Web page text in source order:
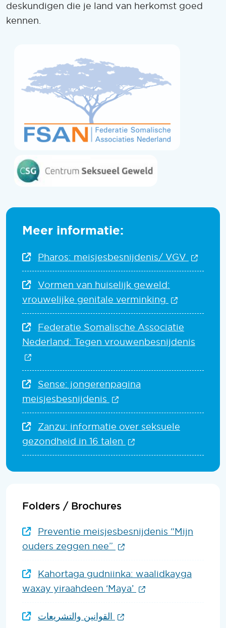
deskundigen die je land van herkomst goed
kennen.
Meer informatie:
Pharos: meisjesbesnijdenis/ VGV
Vormen van huiselijk geweld:
vrouwelijke genitale verminking
(Opent in
Federatie Somalische Associatie
Nederland: Tegen vrouwenbesnijdenis
(Opent in een nieuw venster)
Sense: jongerenpagina
meisjesbesnijdenis
(Opent in een nieuw
Zanzu: informatie over seksuele
gezondheid in 16 talen
(Opent in een
Folders / Brochures
Preventie meisjesbesnijdenis “Mijn
ouders zeggen nee”
(Opent in een nieuw
Kahortaga gudniinka: waalidkayga
waxay yiraahdeen ‘Maya’
(Opent in een
(Opent in een nieuw